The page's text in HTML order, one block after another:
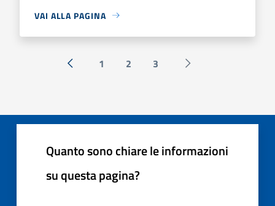
VAI ALLA PAGINA
« Precedente
1 2 3 Successiva »
Quanto sono chiare le informazioni
su questa pagina?